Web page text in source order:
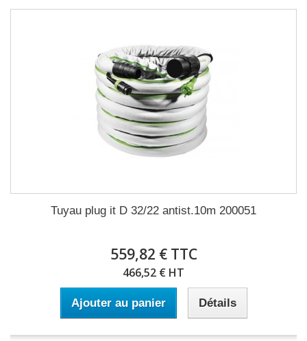
Tuyau plug it D 32/22 antist.10m 200051
559,82 € TTC
466,52 € HT
Ajouter au panier Détails